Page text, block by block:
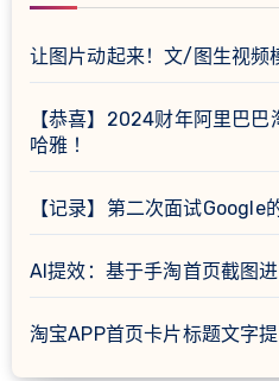
让图片动起来！文/图生视频
【恭喜】2024财年阿里巴
哈雅 ！
【记录】第二次面试Google
AI提效：基于手淘首页截图
淘宝APP首页卡片标题文字